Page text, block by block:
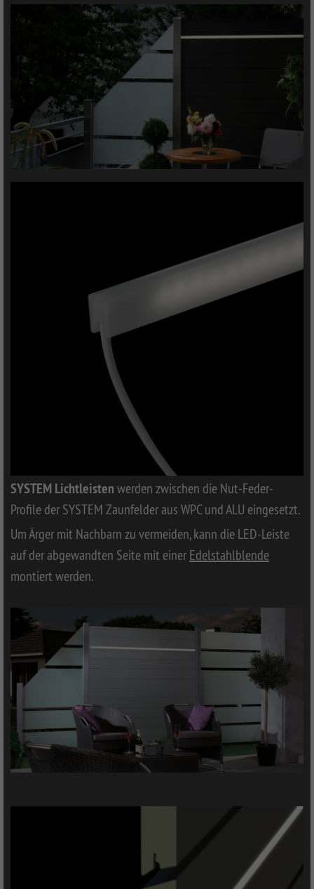
SYSTEM Lichtleisten werden zwischen die Nut-Feder-
Profile der SYSTEM Zaunfelder aus WPC und ALU eingesetzt.
Um Ärger mit Nachbarn zu vermeiden, kann die LED-Leiste
auf der abgewandten Seite mit einer Edelstahlblende
montiert werden.